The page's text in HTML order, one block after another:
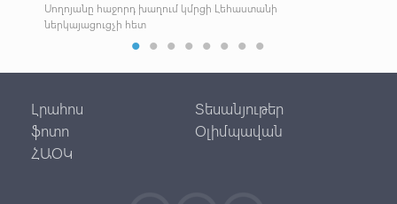
Սողոյանը հաջորդ խաղում կմրցի Լեհաստանի
ներկայացուցչի հետ
Լրահոս
Տեսանյութեր
ֆոտո
Օլիմպավան
ՀԱՕԿ